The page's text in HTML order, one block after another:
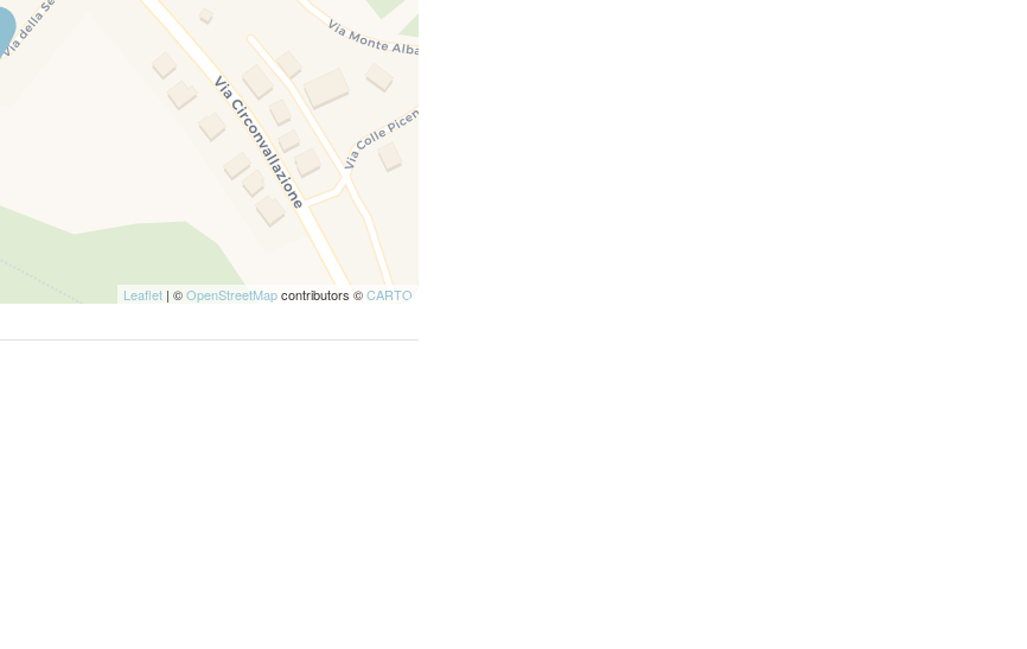
Leaflet | ©OpenStreetMapcontributors ©CARTO